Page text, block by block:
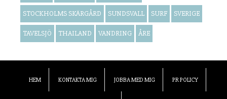
STOCKHOLMS SKÄRGÅRD SUNDSVALL SURF SVERIGE
TAVELSJÖ THAILAND VANDRING ÅRE
HEM KONTAKTA MIG JOBBA MED MIG PR POLICY